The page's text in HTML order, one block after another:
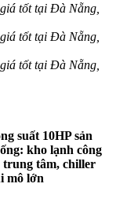
tốt tại Đà Nẵng,
tốt tại Đà Nẵng,
tốt tại Đà Nẵng,
suất 10HP sản
kho lạnh công
trung tâm, chiller
mô lớn